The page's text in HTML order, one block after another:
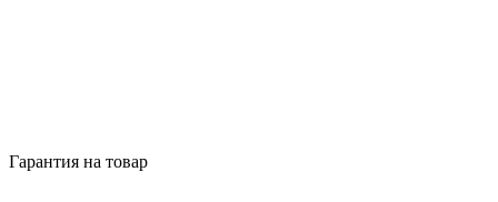
Гарантия на товар